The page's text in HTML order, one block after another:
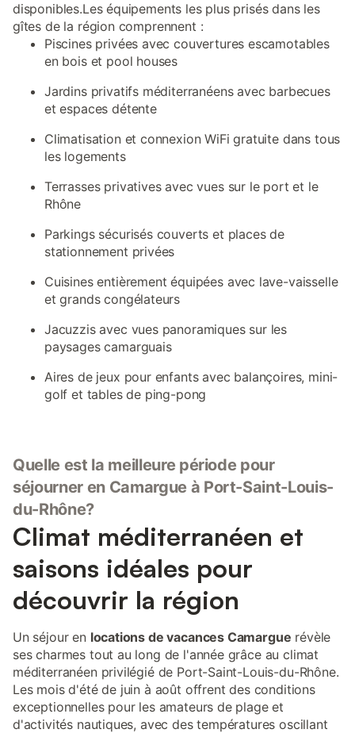
disponibles.Les équipements les plus prisés dans les
gîtes de la région comprennent :
Piscines privées avec couvertures escamotables
en bois et pool houses
Jardins privatifs méditerranéens avec barbecues
et espaces détente
Climatisation et connexion WiFi gratuite dans tous
les logements
Terrasses privatives avec vues sur le port et le
Rhône
Parkings sécurisés couverts et places de
stationnement privées
Cuisines entièrement équipées avec lave-vaisselle
et grands congélateurs
Jacuzzis avec vues panoramiques sur les
paysages camarguais
Aires de jeux pour enfants avec balançoires, mini-
golf et tables de ping-pong
Quelle est la meilleure période pour
séjourner en Camargue à Port-Saint-Louis-
du-Rhône?
Climat méditerranéen et
saisons idéales pour
découvrir la région
Un séjour en locations de vacances Camargue révèle
ses charmes tout au long de l'année grâce au climat
méditerranéen privilégié de Port-Saint-Louis-du-Rhône.
Les mois d'été de juin à août offrent des conditions
exceptionnelles pour les amateurs de plage et
d'activités nautiques, avec des températures oscillant